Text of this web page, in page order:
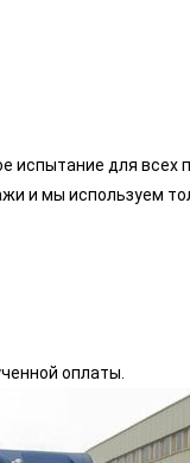
испытание для всех
и мы используем
оплаты.